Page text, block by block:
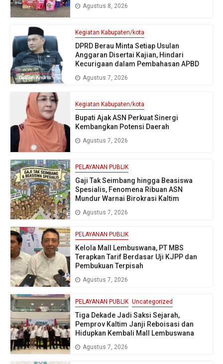
Agustus 8, 2026
Kegiatan Kabupaten/kota
DPRD Berau Minta Setiap Usulan
Anggaran Disertai Kajian, Hindari
Kecurigaan dalam Pembahasan APBD
Agustus 7, 2026
Kegiatan Kabupaten/kota
Bupati Ajak ASN Perkuat Sinergi
Kembangkan Potensi Daerah
Agustus 7, 2026
PELAYANAN PUBLIK
Gaji Tak Seimbang hingga Beasiswa
Spesialis, Fenomena Ribuan ASN
Mundur Warnai Birokrasi Kaltim
Agustus 7, 2026
PELAYANAN PUBLIK
Kelola Mall Lembuswana, PT MBS
Terapkan Tarif Berdasar Uji KJPP dan
Pembukuan Terpisah
Agustus 7, 2026
PELAYANAN PUBLIK Uncategorized
Tiga Dekade Jadi Saksi Sejarah,
Pemprov Kaltim Janji Reboisasi dan
Hidupkan Kembali Mall Lembuswana
Agustus 7, 2026